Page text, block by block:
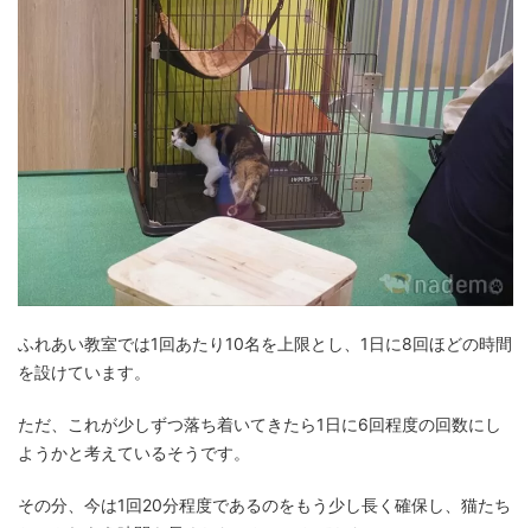
ふれあい教室では1回あたり10名を上限とし、1日に8回ほどの時間
を設けています。
ただ、これが少しずつ落ち着いてきたら1日に6回程度の回数にし
ようかと考えているそうです。
その分、今は1回20分程度であるのをもう少し長く確保し、猫たち